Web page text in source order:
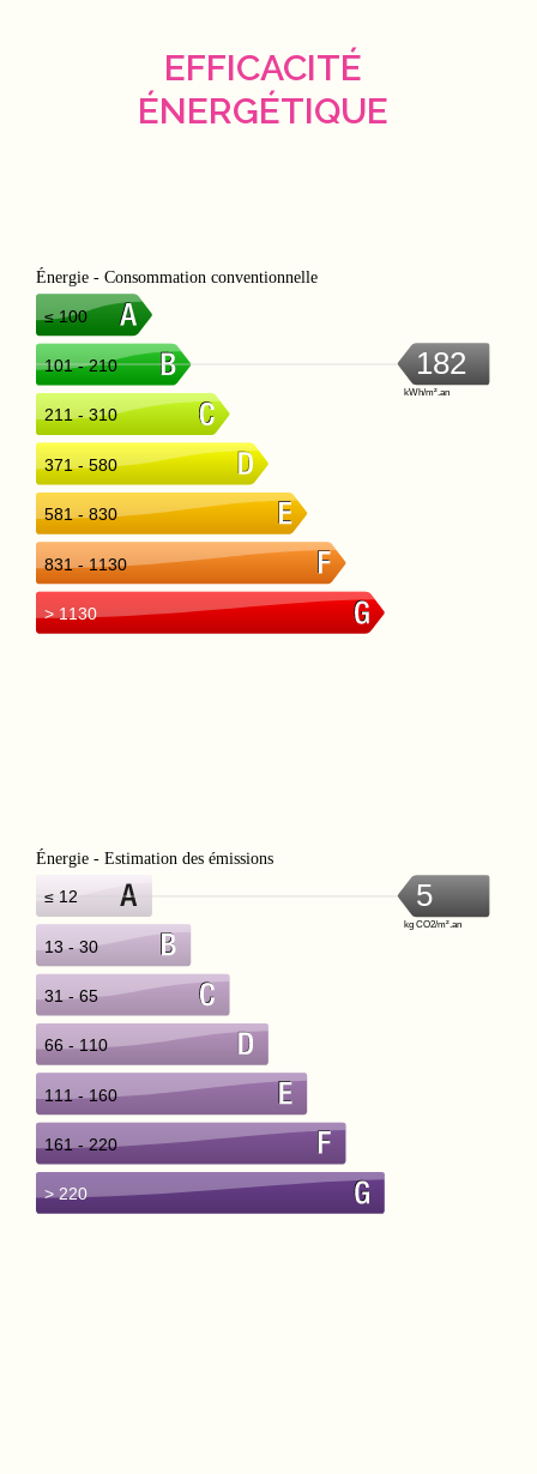
EFFICACITÉ
ÉNERGÉTIQUE
Énergie - Consommation conventionnelle
182
kWh/m².an
≤ 100
101 - 210
211 - 310
371 - 580
581 - 830
831 - 1130
> 1130
Énergie - Estimation des émissions
5
kg CO2/m².an
≤ 12
13 - 30
31 - 65
66 - 110
111 - 160
161 - 220
> 220